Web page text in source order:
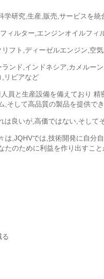
研究,生産,販売,サービスを
ィルター,エンジンオイルフィ
フト,ディーゼルエンジン,空
ンド,インドネシア,カメルー
,リビアなど
員と生産設備を備えており
そして高品質の製品を提供で
良いが,高価ではない,そし
は,JQHVでは,技術開発に自分
たのために利益を作り出すこ